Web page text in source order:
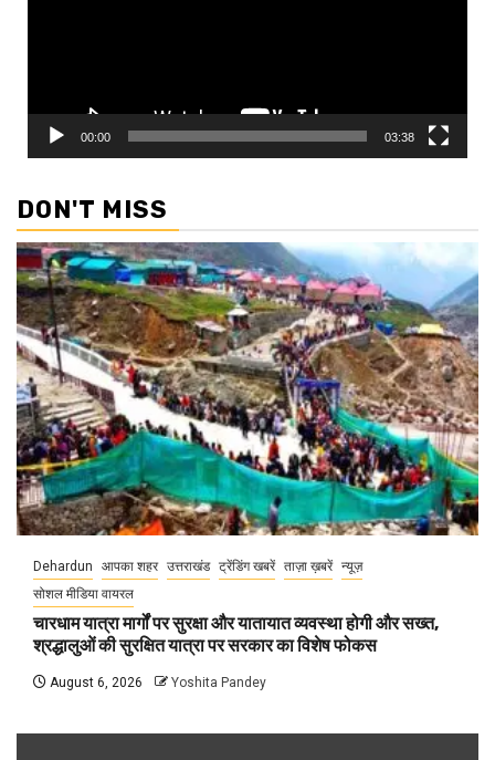
00:00 03:38
DON'T MISS
Dehardun आपका शहर उत्तराखंड ट्रेंडिंग खबरें ताज़ा ख़बरें न्यूज़
सोशल मीडिया वायरल
चारधाम यात्रा मार्गों पर सुरक्षा और यातायात व्यवस्था होगी और सख्त,
श्रद्धालुओं की सुरक्षित यात्रा पर सरकार का विशेष फोकस
August 6, 2026 Yoshita Pandey